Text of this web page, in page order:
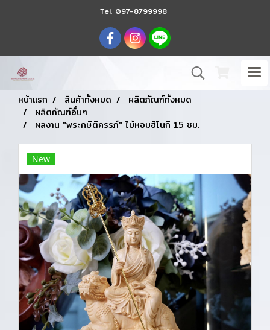
Tel. 097-8799998
หน้าแรก สินค้าทั้งหมด
ผลิตภัณฑ์ทั้งหมด
ผลิตภัณฑ์อื่นๆ
ผลงาน "พระกษิติครรภ์" ไม้หอมฮิโนกิ 15 ซม.
New